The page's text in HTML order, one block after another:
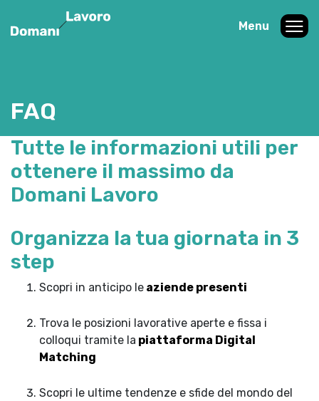
Menu
FAQ
Tutte le informazioni utili per
ottenere il massimo da
Domani Lavoro
Organizza la tua giornata in 3
step
Scopri in anticipo le aziende presenti
Trova le posizioni lavorative aperte e fissa i
colloqui tramite la piattaforma Digital
Matching
Scopri le ultime tendenze e sfide del mondo del